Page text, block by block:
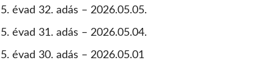
5. évad 32. adás – 2026.05.05.
5. évad 31. adás – 2026.05.04.
5. évad 30. adás – 2026.05.01